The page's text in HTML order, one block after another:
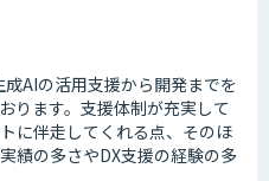
AIの活用支援から開発までを
ります。支援体制が充実して
に伴走してくれる点、そのほ
績の多さやDX支援の経験の多